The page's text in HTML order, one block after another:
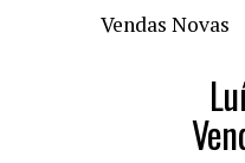
Vendas Novas